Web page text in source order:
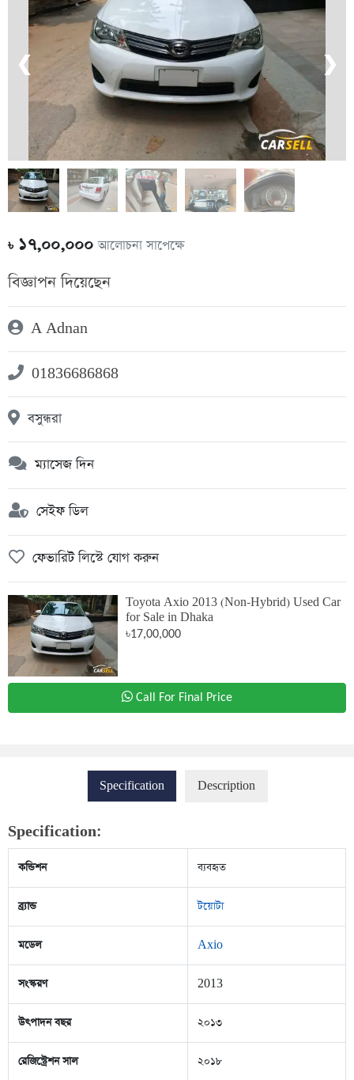
❮ ❯
৳১৭,০০,০০০আলোচনা সাপেক্ষে
বিজ্ঞাপন দিয়েছেন
A Adnan
01836686868
বসুন্ধরা
ম্যাসেজ দিন
সেইফ ডিল
ফেভারিট লিস্টে যোগ করুন
Toyota Axio 2013 (Non-Hybrid) Used Car
for Sale in Dhaka
৳17,00,000
Call For Final Price
Specification Description
Specification:
কন্ডিশন ব্যবহৃত
ব্র্যান্ড টয়োটা
মডেল Axio
সংস্করণ 2013
উৎপাদন বছর ২০১৩
রেজিস্ট্রেশন সাল ২০১৮